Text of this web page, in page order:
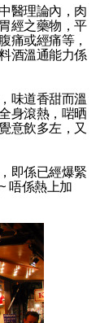
醫理論內，肉
經之藥物，平
痛或經痛等，
酒溫通能力係
味道香甜而溫
身滾熱，啱晒
意飲多左，又
即係已經爆緊
唔係熱上加